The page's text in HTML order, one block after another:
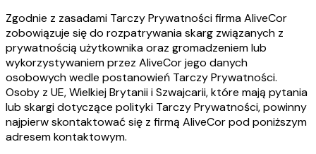
Zgodnie z zasadami Tarczy Prywatności firma AliveCor
zobowiązuje się do rozpatrywania skarg związanych z
prywatnością użytkownika oraz gromadzeniem lub
wykorzystywaniem przez AliveCor jego danych
osobowych wedle postanowień Tarczy Prywatności.
Osoby z UE, Wielkiej Brytanii i Szwajcarii, które mają pytania
lub skargi dotyczące polityki Tarczy Prywatności, powinny
najpierw skontaktować się z firmą AliveCor pod poniższym
adresem kontaktowym.